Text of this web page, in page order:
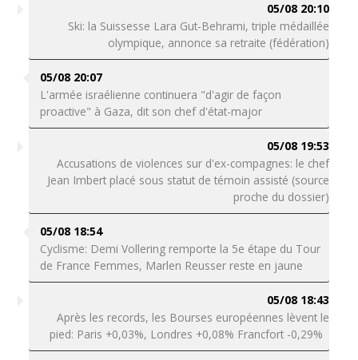
05/08 20:10
Ski: la Suissesse Lara Gut-Behrami, triple médaillée
olympique, annonce sa retraite (fédération)
05/08 20:07
L'armée israélienne continuera "d'agir de façon
proactive" à Gaza, dit son chef d'état-major
05/08 19:53
Accusations de violences sur d'ex-compagnes: le chef
Jean Imbert placé sous statut de témoin assisté (source
proche du dossier)
05/08 18:54
Cyclisme: Demi Vollering remporte la 5e étape du Tour
de France Femmes, Marlen Reusser reste en jaune
05/08 18:43
Après les records, les Bourses européennes lèvent le
pied: Paris +0,03%, Londres +0,08% Francfort -0,29%